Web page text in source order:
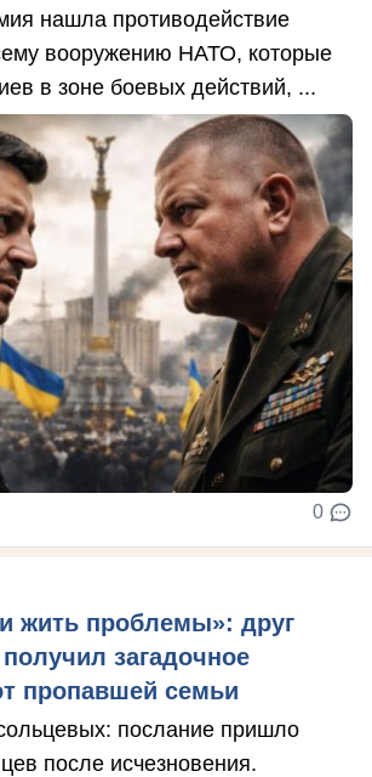
нашла противодействие
вооружению НАТО, которые
в зоне боевых действий, ...
0
жить проблемы»: друг
загадочное
пропавшей семьи
послание пришло
после исчезновения.